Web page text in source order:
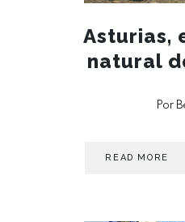
Asturias,
natural
Por
READ MORE